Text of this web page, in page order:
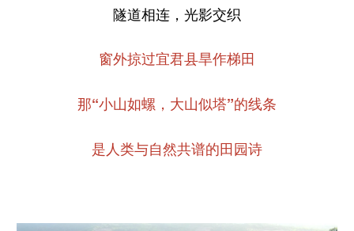
隧道相连，光影交织
窗外掠过宜君县旱作梯田
那“小山如螺，大山似塔”的线条
是人类与自然共谱的田园诗